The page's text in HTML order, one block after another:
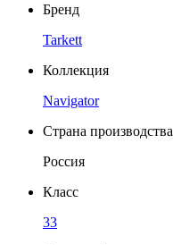
Бренд
Tarkett
Коллекция
Navigator
Страна производства
Россия
Класс
33